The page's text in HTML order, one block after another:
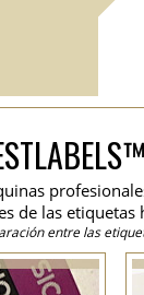
de las
entre las